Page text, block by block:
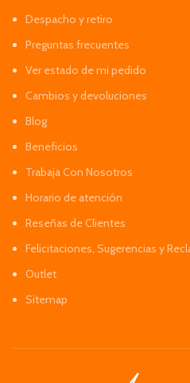
Despacho y retiro
Preguntas frecuentes
Ver estado de mi pedido
Cambios y devoluciones
Blog
Beneficios
Trabaja Con Nosotros
Horario de atención
Reseñas de Clientes
Felicitaciones, Sugerencias y
Outlet
Sitemap